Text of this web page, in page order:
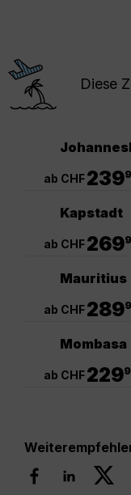
Diese
ab CHF239
Kapstadt
ab CHF269
Mauritius
ab CHF289
Mombasa
ab CHF229